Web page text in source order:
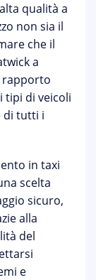
qualità a
non sia il
che il
a
rapporto
tipi di veicoli
di tutti i
in taxi
scelta
sicuro,
alla
del
e